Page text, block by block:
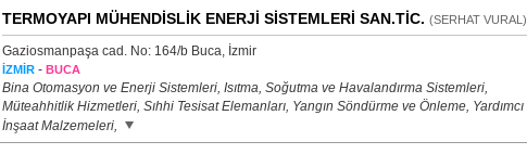
TERMOYAPI MÜHENDİSLİK ENERJİ SİSTEMLERİ SAN.TİC. (SERHAT VURAL)
Gaziosmanpaşa cad. No: 164/b Buca, İzmir
İZMİR- BUCA
Bina Otomasyon ve Enerji Sistemleri, Isıtma, Soğutma ve Havalandırma Sistemleri,
Müteahhitlik Hizmetleri, Sıhhi Tesisat Elemanları, Yangın Söndürme ve Önleme, Yardımcı
İnşaat Malzemeleri,